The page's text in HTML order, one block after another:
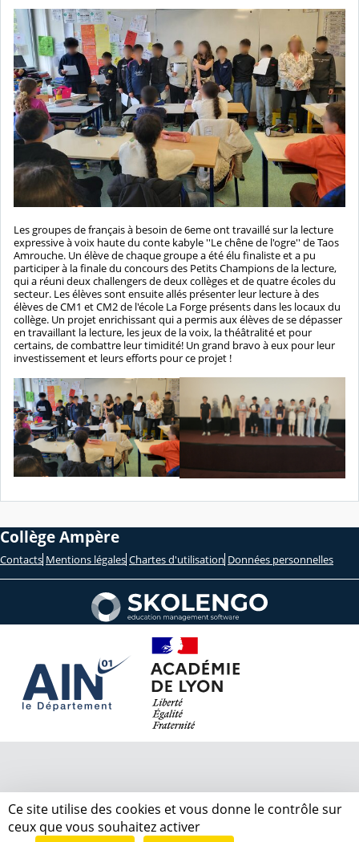
Les groupes de français à besoin de 6eme ont travaillé sur la lecture
expressive à voix haute du conte kabyle ''Le chêne de l'ogre'' de Taos
Amrouche. Un élève de chaque groupe a été élu finaliste et a pu
participer à la finale du concours des Petits Champions de la lecture,
qui a réuni deux challengers de deux collèges et de quatre écoles du
secteur. Les élèves sont ensuite allés présenter leur lecture à des
élèves de CM1 et CM2 de l'école La Forge présents dans les locaux du
collège. Un projet enrichissant qui a permis aux élèves de se dépasser
en travaillant la lecture, les jeux de la voix, la théâtralité et pour
certains, de combattre leur timidité! Un grand bravo à eux pour leur
investissement et leurs efforts pour ce projet !
Collège Ampère
Contacts Mentions légales Chartes d'utilisation Données personnelles
Ce site utilise des cookies et vous donne le contrôle sur
ceux que vous souhaitez activer